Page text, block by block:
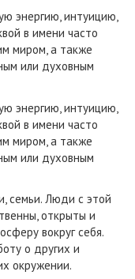
энергию, интуицию,
в имени часто
миром, а также
или духовным
энергию, интуицию,
в имени часто
миром, а также
или духовным
семьи. Люди с этой
открыты и
вокруг себя.
о других и
окружении.